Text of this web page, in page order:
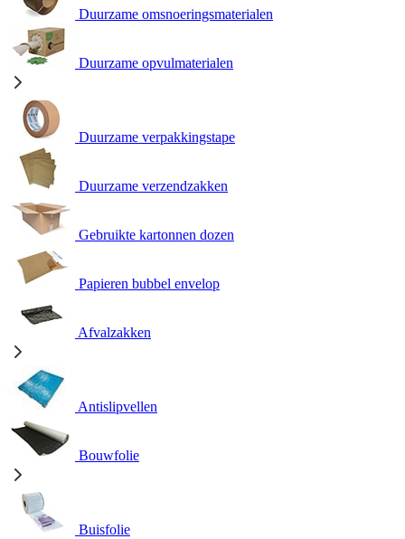
Duurzame omsnoeringsmaterialen
Duurzame opvulmaterialen
Duurzame verpakkingstape
Duurzame verzendzakken
Gebruikte kartonnen dozen
Papieren bubbel envelop
Afvalzakken
Antislipvellen
Bouwfolie
Buisfolie